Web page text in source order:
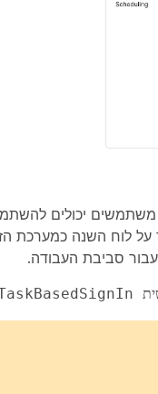
יכולים
השנה כמערכת
סביבת העבודה.